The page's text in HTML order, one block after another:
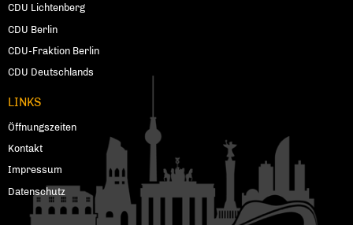
CDU Lichtenberg
CDU Berlin
CDU-Fraktion Berlin
CDU Deutschlands
LINKS
Öffnungszeiten
Kontakt
Impressum
Datenschutz